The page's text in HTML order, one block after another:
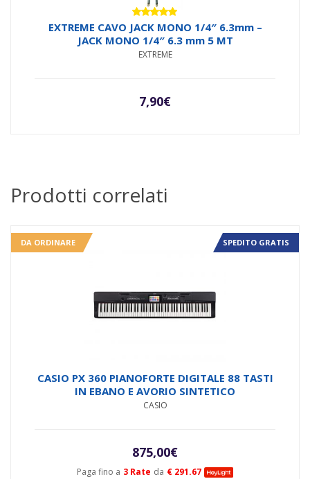
Valutato
5.00su 5
EXTREME CAVO JACK MONO 1/4″ 6.3mm –
JACK MONO 1/4″ 6.3 mm 5 MT
EXTREME
7,90€
Prodotti correlati
DA ORDINARE SPEDITO GRATIS
Paga fino a 3 Rate da € 291.67
CASIO PX 360 PIANOFORTE DIGITALE 88 TASTI
IN EBANO E AVORIO SINTETICO
CASIO
875,00€